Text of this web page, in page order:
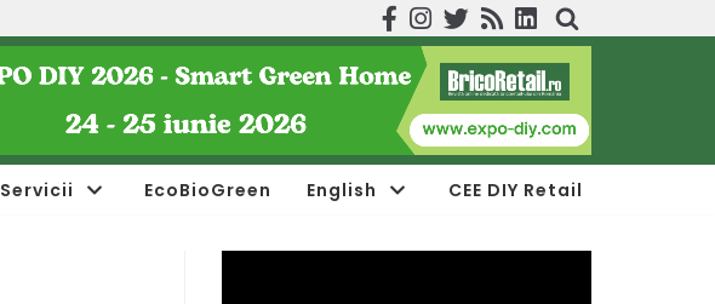
Servicii EcoBioGreen English CEE DIY Retail